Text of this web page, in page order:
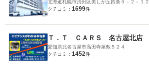
北海道札幌市清田区美しが丘四条５－２－１２
クチコミ： 1699件
Ｔ．Ｔ ＣＡＲＳ 名古屋北店
愛知県北名古屋市高田寺屋敷５２４
クチコミ： 1452件